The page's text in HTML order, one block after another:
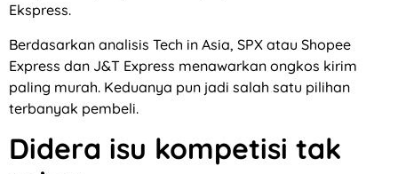
Ekspress.
Berdasarkan analisis Tech in Asia, SPX atau Shopee
Express dan J&T Express menawarkan ongkos kirim
paling murah. Keduanya pun jadi salah satu pilihan
terbanyak pembeli.
Didera isu kompetisi tak